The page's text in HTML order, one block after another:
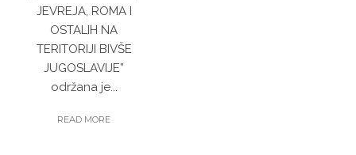
JEVREJA, ROMA I
OSTALIH NA
TERITORIJI BIVŠE
JUGOSLAVIJE”
održana je...
READ MORE